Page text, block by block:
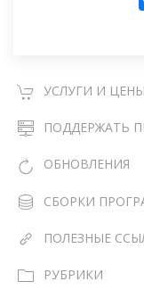
УСЛУГИ И ЦЕНЫ
ПОДДЕРЖАТЬ
ОБНОВЛЕНИЯ
СБОРКИ
ПОЛЕЗНЫЕ
РУБРИКИ